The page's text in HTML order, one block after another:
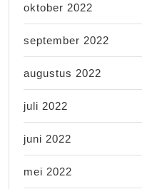
oktober 2022
september 2022
augustus 2022
juli 2022
juni 2022
mei 2022